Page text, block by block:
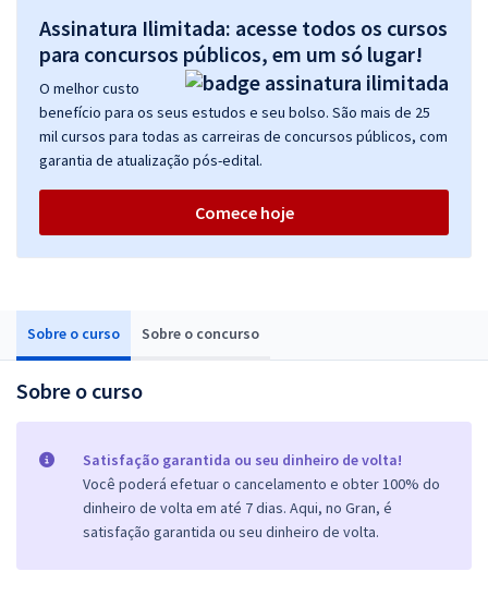
Sobre o curso Sobre o concurso
Sobre o curso
Satisfação garantida ou seu dinheiro de volta!
Você poderá efetuar o cancelamento e obter 100% do
dinheiro de volta em até 7 dias. Aqui, no Gran, é
satisfação garantida ou seu dinheiro de volta.
Assinatura Ilimitada: acesse todos os cursos
para concursos públicos, em um só lugar!
O melhor custo
benefício para os seus estudos e seu bolso. São mais de 25
mil cursos para todas as carreiras de concursos públicos, com
garantia de atualização pós-edital.
Comece hoje